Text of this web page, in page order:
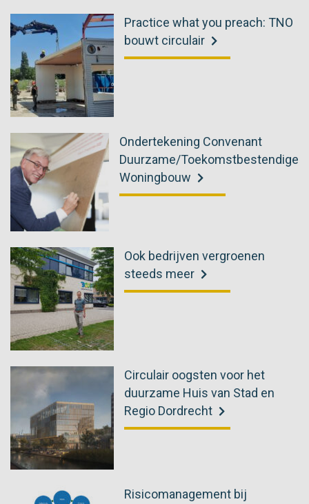
Practice what you preach: TNO
bouwt circulair
Ondertekening Convenant
Duurzame/Toekomstbestendige
Woningbouw
Ook bedrijven vergroenen
steeds meer
Circulair oogsten voor het
duurzame Huis van Stad en
Regio Dordrecht
Risicomanagement bij